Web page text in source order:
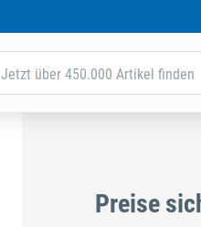
Jetzt über 450.000 Artikel finden
Preise